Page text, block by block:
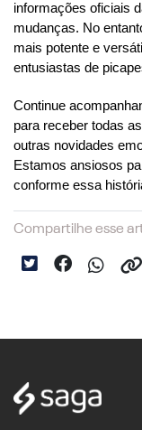
informações oficiais
mudanças. No
mais potente e
entusiastas de
Continue
para receber todas
outras novidades
Estamos ansiosos
conforme essa
Compartilhe esse